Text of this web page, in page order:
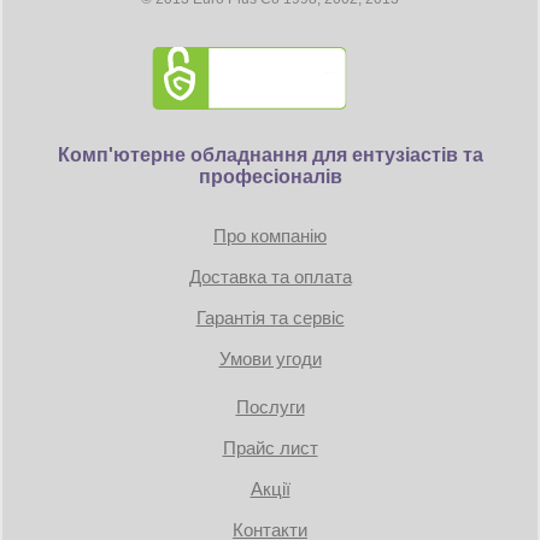
Комп'ютерне обладнання для ентузіастів та
професіоналів
Про компанію
Доставка та оплата
Гарантія та сервіс
Умови угоди
Послуги
Прайс лист
Акції
Контакти